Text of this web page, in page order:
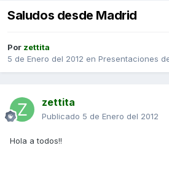
Saludos desde Madrid
Por zettita
5 de Enero del 2012 en Presentaciones
zettita
Publicado 5 de Enero del 2012
Hola a todos!!